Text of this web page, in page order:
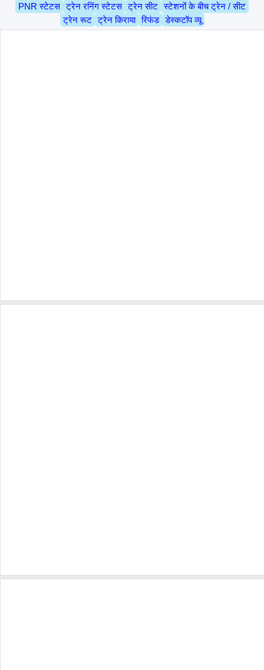
PNR स्टेटस ट्रेन रनिंग स्टेटस ट्रेन सीट स्टेशनों के बीच ट्रेन / सीट
ट्रेन रूट ट्रेन किराया रिफंड डेस्कटॉप व्यू